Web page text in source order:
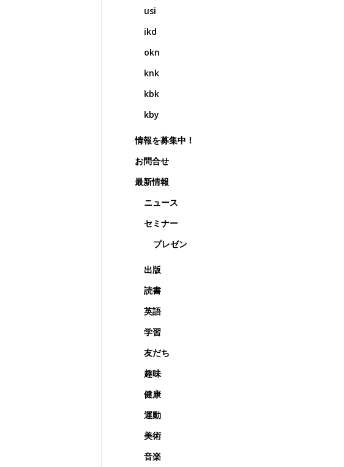
usi
ikd
okn
knk
kbk
kby
情報を募集中！
お問合せ
最新情報
ニュース
セミナー
プレゼン
出版
読書
英語
学習
友だち
趣味
健康
運動
美術
音楽